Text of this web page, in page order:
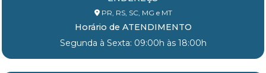
PR, RS, SC, MG e MT
Horário de ATENDIMENTO
Segunda à Sexta: 09:00h às 18:00h